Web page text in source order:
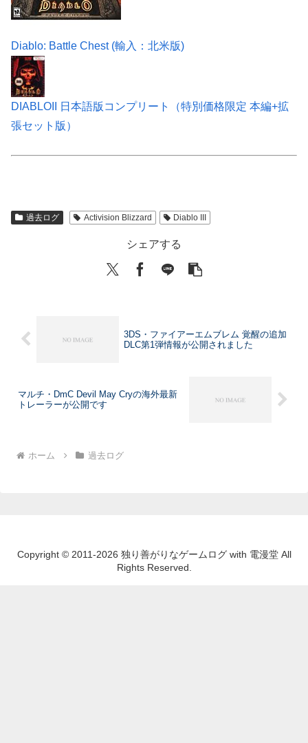
Diablo: Battle Chest (輸入：北米版)
DIABLOII 日本語版コンプリート（特別価格限定 本編+拡
張セット版）
過去ログ Activision Blizzard Diablo III
シェアする
3DS・ファイアーエムブレム 覚醒の追加
DLC第1弾情報が公開されました
マルチ・DmC Devil May Cryの海外最新
トレーラーが公開です
ホーム 過去ログ
Copyright © 2011-2026 独り善がりなゲームログ with 電漫堂 All
Rights Reserved.